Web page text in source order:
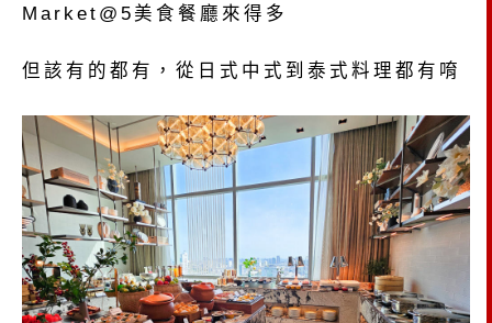
Market@5美食餐廳來得多
但該有的都有，從日式中式到泰式料理都有唷